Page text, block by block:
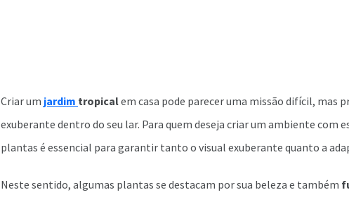
Criar um jardim tropicalem casa pode parecer uma missão difícil, mas
exuberante dentro do seu lar. Para quem deseja criar um ambiente com
plantas é essencial para garantir tanto o visual exuberante quanto a
Neste sentido, algumas plantas se destacam por sua beleza e também